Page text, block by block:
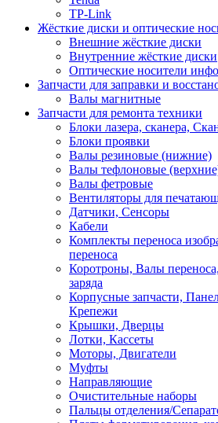
TP-Link
Жёсткие диски и оптические
Внешние жёсткие диски
Внутренние жёсткие диски
Оптические носители
Запчасти для заправки и
Валы магнитные
Запчасти для ремонта техники
Блоки лазера, сканера,
Блоки проявки
Валы резиновые (нижние)
Валы тефлоновые
Валы фетровые
Вентиляторы для
Датчики, Сенсоры
Кабели
Комплекты переноса
переноса
Коротроны, Валы
заряда
Корпусные запчасти,
Крепежи
Крышки, Дверцы
Лотки, Кассеты
Моторы, Двигатели
Муфты
Направляющие
Очистительные наборы
Пальцы отделения/